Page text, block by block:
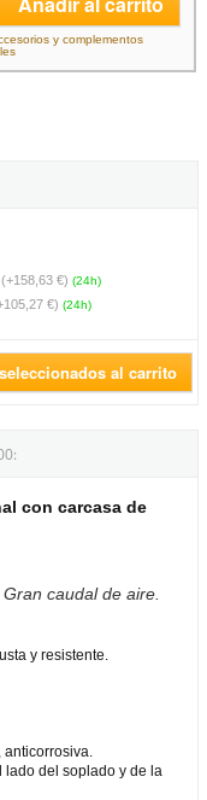
y complementos
(+158,63 €) (24h)
€) (24h)
al carrito
con carcasa de
caudal de aire.
y resistente.
lado del soplado y de la